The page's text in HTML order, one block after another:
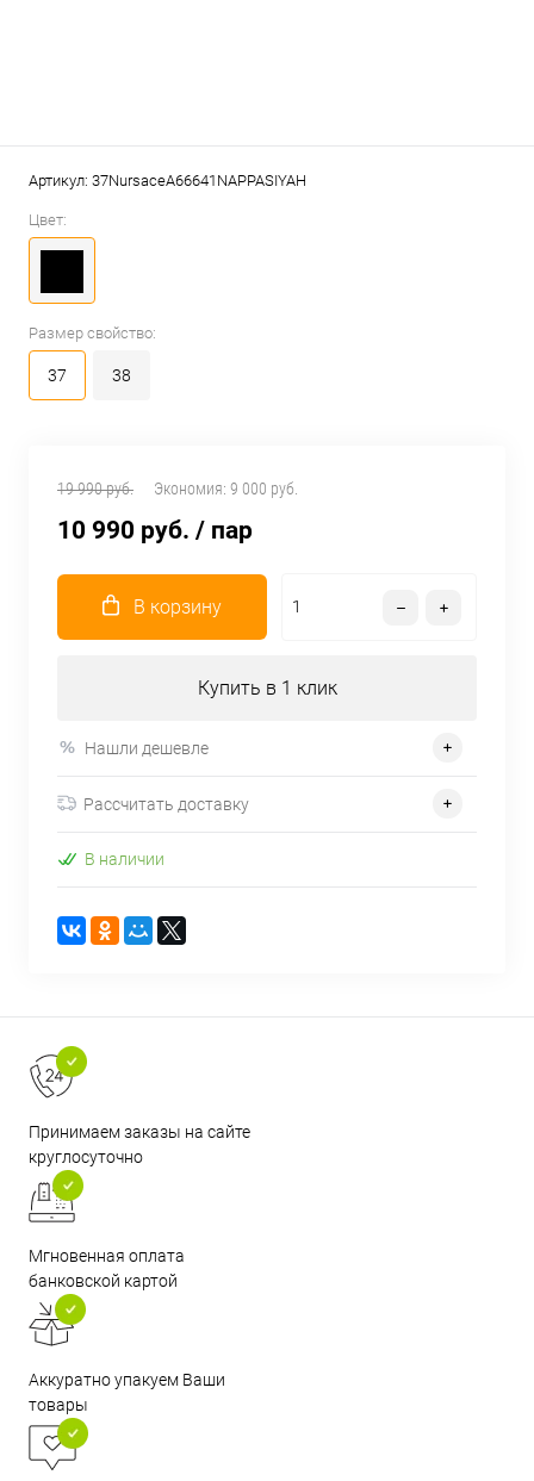
Артикул: 37NursaceA66641NAPPASIYAH
Цвет:
Размер свойство:
37 38
19 990 руб. Экономия: 9 000 руб.
10 990 руб. / пар
В корзину
Купить в 1 клик
Нашли дешевле
Рассчитать доставку
В наличии
Принимаем заказы на сайте
круглосуточно
Мгновенная оплата
банковской картой
Аккуратно упакуем Ваши
товары